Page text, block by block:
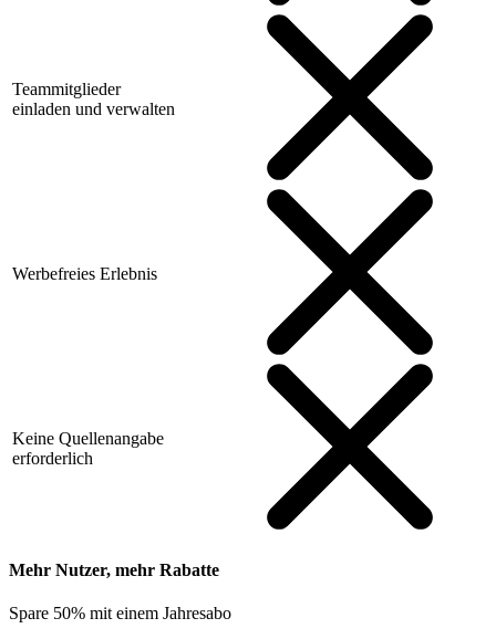
Teammitglieder
einladen und verwalten
Werbefreies Erlebnis
Keine Quellenangabe
erforderlich
Mehr Nutzer, mehr Rabatte
Spare 50% mit einem Jahresabo